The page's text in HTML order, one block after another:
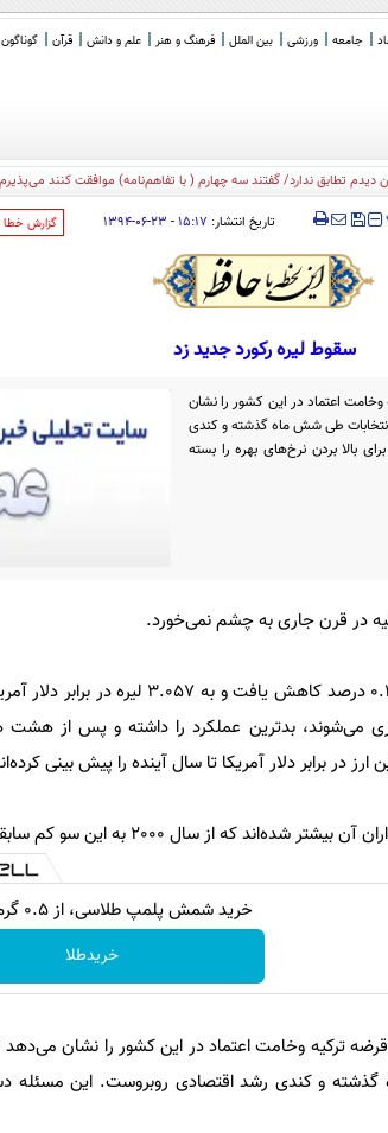
جامعه ورزشی بین الملل فرهنگ و هنر علم و دانش قرآن گوناگون
ندارد/ گفتند سه چهارم ( با تفاهم‌نامه) موافقت کنند می‌پذیرم، 12 نفر از 13 نفر
تاریخ انتشار: ۱۵:۱۷ - ۲۳-۰۶-۱۳۹۴ ‌گزارش خطا
سقوط لیره رکورد جدید زد
اعتماد در این کشور را نشان
طی شش ماه گذشته و کندی
بالا بردن نرخ‌های بهره را بسته
در قرن جاری به چشم نمی‌خورد.
به گزارش ایسنا، ارزش لیره در بازار استانبول 0.4
می‌شوند، بدترین عملکرد را داشته و پس از
در برابر دلار آمریکا تا سال آینده را پیش بینی
که از سال 2000 به این سو کم سابقه بوده است.
خرید شمش پلمپ طلاسی، از ۰.۵ گرم تا ۱۰ گرم
خریدطلا
ترکیه وخامت اعتماد در این کشور را نشان
گذشته و کندی رشد اقتصادی روبروست. این مسئله